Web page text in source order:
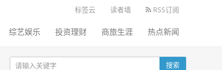
标签云 读者墙 RSS订阅
综艺娱乐 投资理财 商旅生涯 热点新闻
搜索